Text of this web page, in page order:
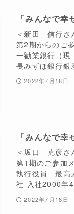
「みんなで
＜新田 信行さ
第2期からのご
一勧業銀行（現
長みずほ銀行銀
2022年7月18日
「みんなで
＜坂口 克彦さ
第1期のご参加
執行役員 最高
社 入社2000年
2022年7月18日